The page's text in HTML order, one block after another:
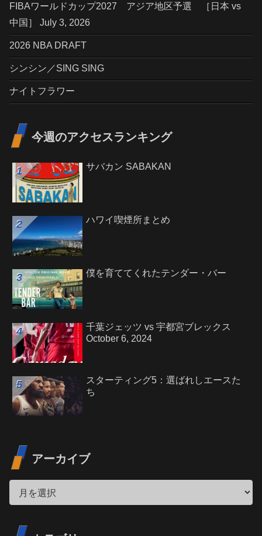
FIBAワールドカップ2027 アジア地区予選 ［日本 vs
中国］ July 3, 2026
2026 NBA DRAFT
シンシン／SING SING
ナイトフラワー
今週のアクセスランキング
サバカン SABAKAN
ハワイ喫煙所まとめ
僕を育ててくれたテンダー・バー
千葉ジェッツ vs 宇都宮ブレックス
October 6, 2024
スターティング5：選ばれしエースた
ち
アーカイブ